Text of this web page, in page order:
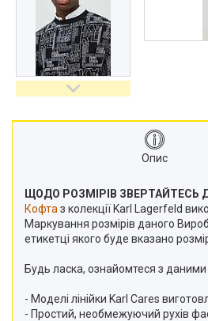
Опис
ЩОДО РОЗМІРІВ
Кофта з колекції Karl Lagerfeld
Маркування розмірів даного
етикетці якого буде вказано
Будь ласка, ознайомтеся з
- Моделі лінійки Karl Cares
- Простий, необмежуючий рухів